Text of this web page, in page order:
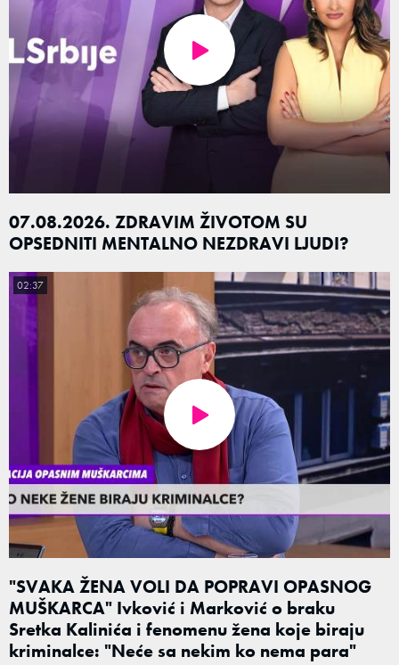
07.08.2026. ZDRAVIM ŽIVOTOM SU
OPSEDNITI MENTALNO NEZDRAVI LJUDI?
"SVAKA ŽENA VOLI DA POPRAVI OPASNOG
MUŠKARCA" Ivković i Marković o braku
Sretka Kalinića i fenomenu žena koje biraju
kriminalce: "Neće sa nekim ko nema para"
02:37